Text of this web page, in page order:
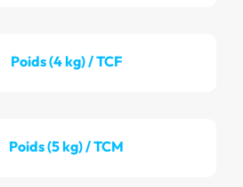
Poids (4 kg) / TCF
Poids (5 kg) / TCM